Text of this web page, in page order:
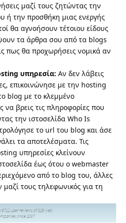
μαζί τους ζητώντας την
ή την προσθήκη μιας ενεργής
θα αγνοήσουν τέτοιου είδους
τα άρθρα σου από τα blogs
πως θα προχωρήσεις νομικά αν
υπηρεσία: Αν δεν λάβεις
επικοινώνησε με την hosting
blog με το κλεμμένο
να βρεις τις πληροφορίες που
την ιστοσελίδα Who Is
το url του blog και άσε
τα αποτελέσματα. Τις
υπηρεσίες κλείνουν
έως ότου ο webmaster
από το blog του, άλλες
τους τηλεφωνικός για τη